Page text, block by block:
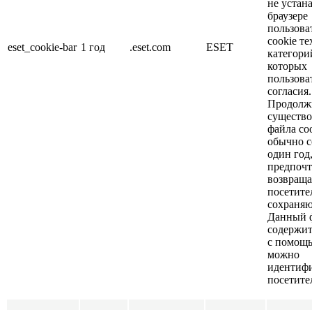
eset_cookie-bar 1 год .eset.com ESET
не
браузере
cookie
которых
согласия.
файла
обычно
один
Данный
с
можно